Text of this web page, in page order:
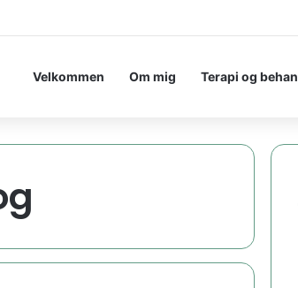
Velkommen Om mig Terapi og